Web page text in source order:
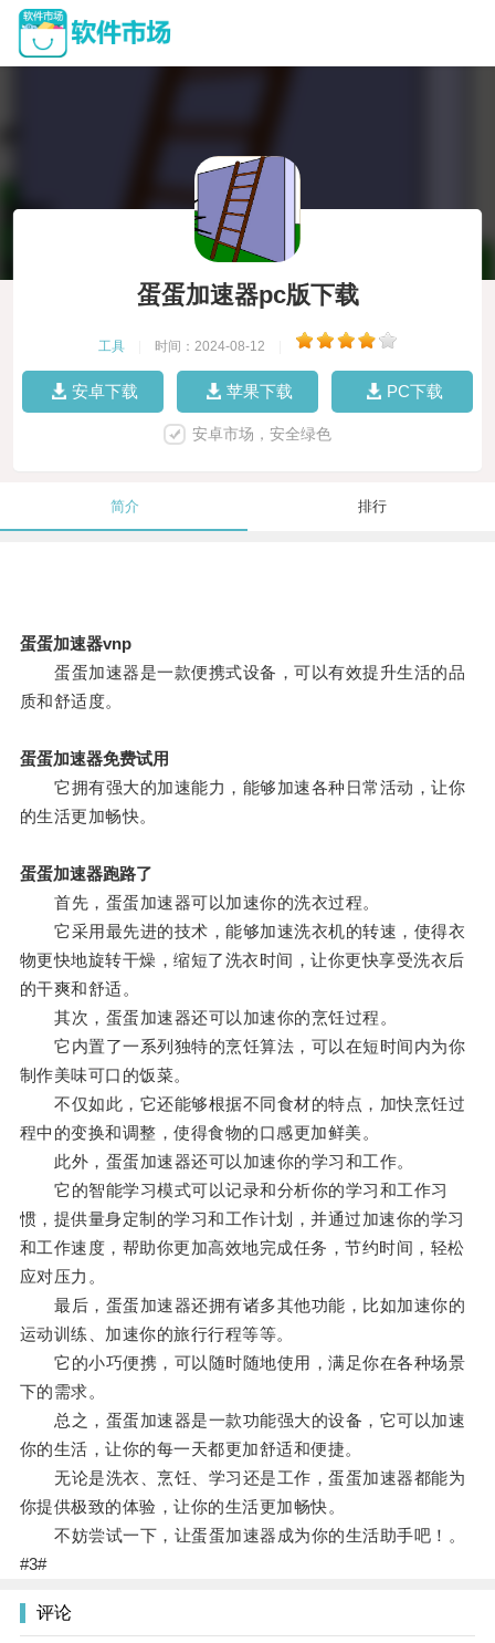
蛋蛋加速器pc版下载
工具 时间：2024-08-12
安卓下载 苹果下载 PC下载
安卓市场，安全绿色
简介 排行
蛋蛋加速器vnp
蛋蛋加速器是一款便携式设备，可以有效提升生活的品
质和舒适度。
蛋蛋加速器免费试用
它拥有强大的加速能力，能够加速各种日常活动，让你
的生活更加畅快。
蛋蛋加速器跑路了
首先，蛋蛋加速器可以加速你的洗衣过程。
它采用最先进的技术，能够加速洗衣机的转速，使得衣
物更快地旋转干燥，缩短了洗衣时间，让你更快享受洗衣后
的干爽和舒适。
其次，蛋蛋加速器还可以加速你的烹饪过程。
它内置了一系列独特的烹饪算法，可以在短时间内为你
制作美味可口的饭菜。
不仅如此，它还能够根据不同食材的特点，加快烹饪过
程中的变换和调整，使得食物的口感更加鲜美。
此外，蛋蛋加速器还可以加速你的学习和工作。
它的智能学习模式可以记录和分析你的学习和工作习
惯，提供量身定制的学习和工作计划，并通过加速你的学习
和工作速度，帮助你更加高效地完成任务，节约时间，轻松
应对压力。
最后，蛋蛋加速器还拥有诸多其他功能，比如加速你的
运动训练、加速你的旅行行程等等。
它的小巧便携，可以随时随地使用，满足你在各种场景
下的需求。
总之，蛋蛋加速器是一款功能强大的设备，它可以加速
你的生活，让你的每一天都更加舒适和便捷。
无论是洗衣、烹饪、学习还是工作，蛋蛋加速器都能为
你提供极致的体验，让你的生活更加畅快。
不妨尝试一下，让蛋蛋加速器成为你的生活助手吧！。
#3#
评论